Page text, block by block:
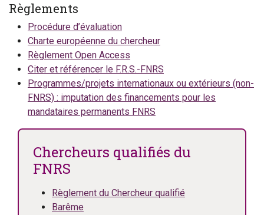
Règlements
Procédure d’évaluation
Charte européenne du chercheur
Règlement Open Access
Citer et référencer le F.R.S.-FNRS
Programmes/projets internationaux ou extérieurs (non-
FNRS) : imputation des financements pour les
mandataires permanents FNRS
Chercheurs qualifiés du
FNRS
Règlement du Chercheur qualifié
Barême